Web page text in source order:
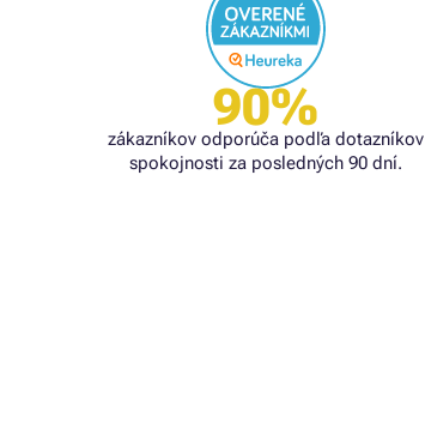
90%
zákazníkov odporúča podľa dotazníkov
spokojnosti za posledných 90 dní.